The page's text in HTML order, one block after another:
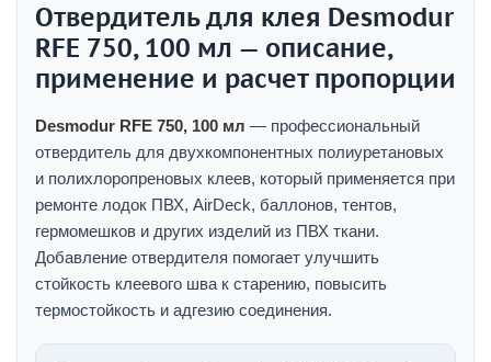
Отвердитель для клея Desmodur
RFE 750, 100 мл — описание,
применение и расчет пропорции
Desmodur RFE 750, 100 мл — профессиональный
отвердитель для двухкомпонентных полиуретановых
и полихлоропреновых клеев, который применяется при
ремонте лодок ПВХ, AirDeck, баллонов, тентов,
гермомешков и других изделий из ПВХ ткани.
Добавление отвердителя помогает улучшить
стойкость клеевого шва к старению, повысить
термостойкость и адгезию соединения.